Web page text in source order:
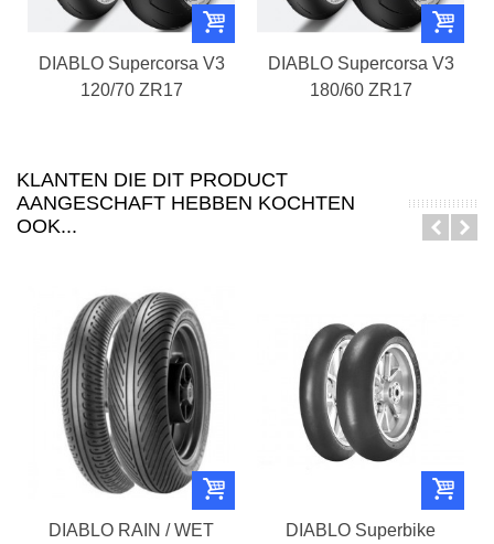
DIABLO Supercorsa V3
120/70 ZR17
DIABLO Supercorsa V3
180/60 ZR17
KLANTEN DIE DIT PRODUCT
AANGESCHAFT HEBBEN KOCHTEN
OOK...
DIABLO RAIN / WET
DIABLO Superbike